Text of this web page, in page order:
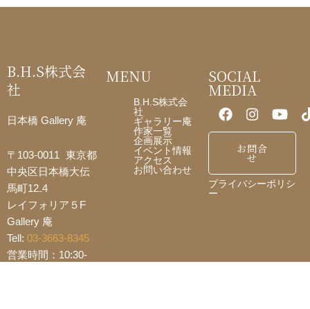
b
k
B.H.S株式会
社
日本橋 Gallery 庵
〒103-0011 東京都
中央区日本橋大伝
馬町12₋4
レイフォリア５F
Gallery 庵
Tell: 03-3663-8345
営業時間：10:30-
MENU
B.H.S株式会
社
ギャラリー庵
作家一覧
企画展示
イベント情報
アクセス
お問い合わせ
SOCIAL
MEDIA
お問合
せ
プライバシーポリシ
ー